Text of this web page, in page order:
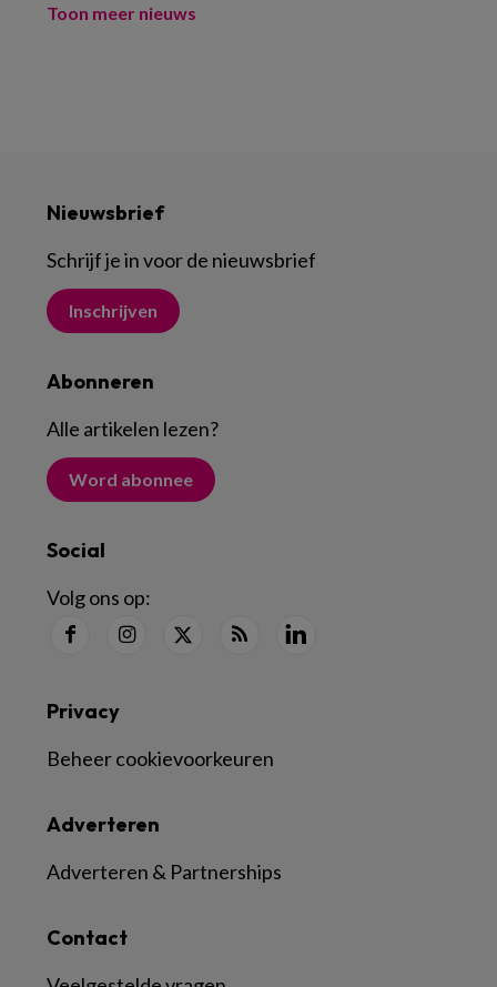
Toon meer nieuws
Nieuwsbrief
Schrijf je in voor de nieuwsbrief
Inschrijven
Abonneren
Alle artikelen lezen?
Word abonnee
Social
Volg ons op:
Contact
Adverteren
Adverteren & Partnerships
Privacy
Beheer cookievoorkeuren